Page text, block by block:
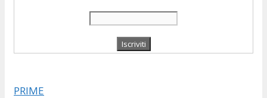
PRIME